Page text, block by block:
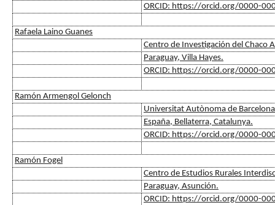
ORCID: https://orcid.org/0000-
Rafaela Laino Guanes
Centro de Investigación del Chaco
Paraguay, Villa Hayes.
ORCID: https://orcid.org/0000-
Ramón Armengol Gelonch
Universitat Autònoma de
España, Bellaterra, Catalunya.
ORCID: https://orcid.org/0000-
Ramón Fogel
Centro de Estudios Rurales
Paraguay, Asunción.
ORCID: https://orcid.org/0000-